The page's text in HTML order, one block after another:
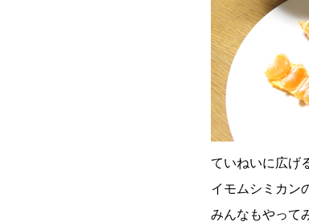
ていねいに広げ
イモムシミカン
みんなもやって